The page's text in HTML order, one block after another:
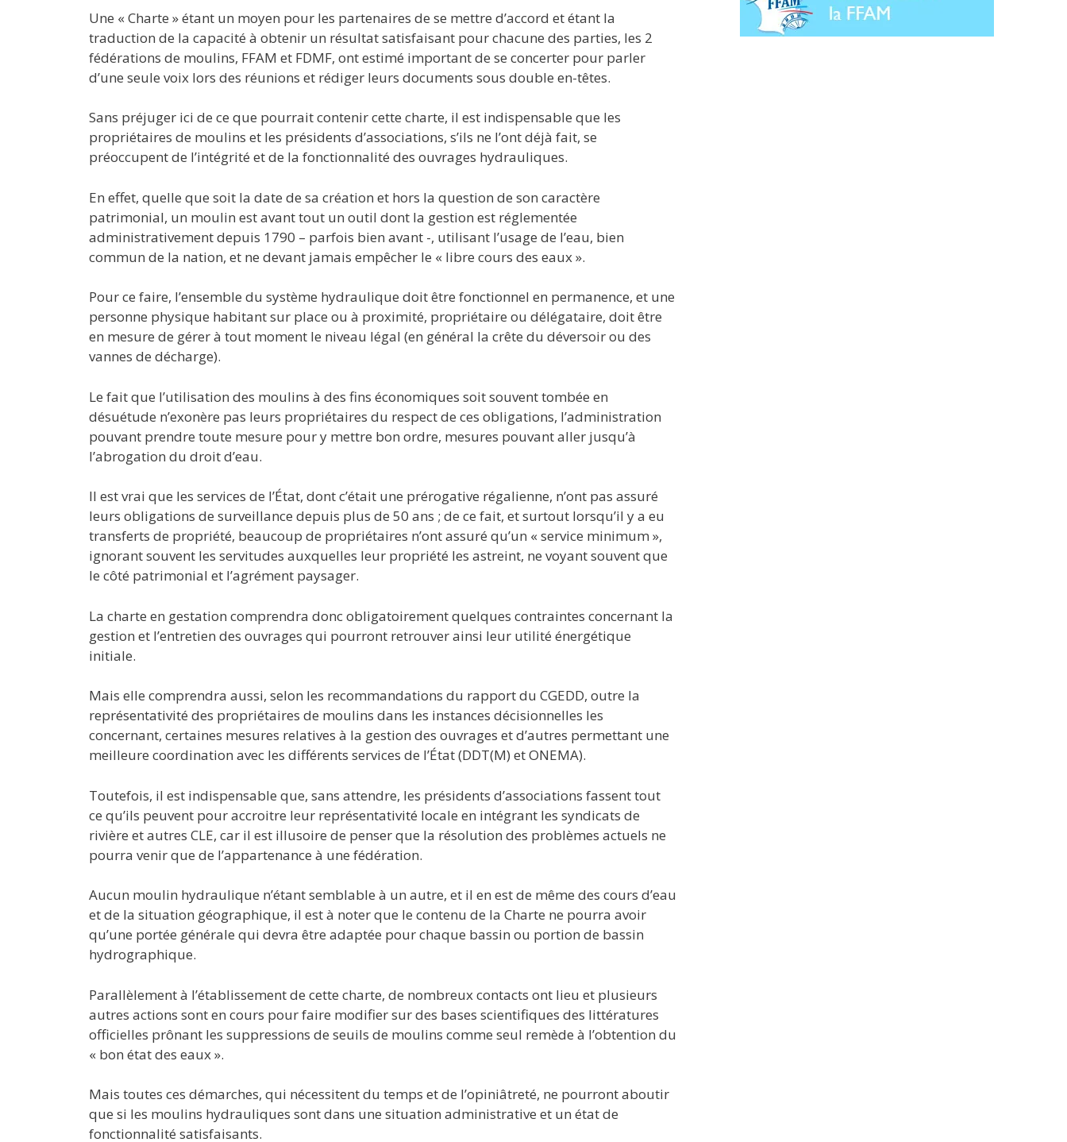
Une « Charte » étant un moyen pour les partenaires de se mettre d’accord et étant la
traduction de la capacité à obtenir un résultat satisfaisant pour chacune des parties, les 2
fédérations de moulins, FFAM et FDMF, ont estimé important de se concerter pour parler
d’une seule voix lors des réunions et rédiger leurs documents sous double en-têtes.
Sans préjuger ici de ce que pourrait contenir cette charte, il est indispensable que les
propriétaires de moulins et les présidents d’associations, s’ils ne l’ont déjà fait, se
préoccupent de l’intégrité et de la fonctionnalité des ouvrages hydrauliques.
En effet, quelle que soit la date de sa création et hors la question de son caractère
patrimonial, un moulin est avant tout un outil dont la gestion est réglementée
administrativement depuis 1790 – parfois bien avant -, utilisant l’usage de l’eau, bien
commun de la nation, et ne devant jamais empêcher le « libre cours des eaux ».
Pour ce faire, l’ensemble du système hydraulique doit être fonctionnel en permanence, et une
personne physique habitant sur place ou à proximité, propriétaire ou délégataire, doit être
en mesure de gérer à tout moment le niveau légal (en général la crête du déversoir ou des
vannes de décharge).
Le fait que l’utilisation des moulins à des fins économiques soit souvent tombée en
désuétude n’exonère pas leurs propriétaires du respect de ces obligations, l’administration
pouvant prendre toute mesure pour y mettre bon ordre, mesures pouvant aller jusqu’à
l’abrogation du droit d’eau.
Il est vrai que les services de l’État, dont c’était une prérogative régalienne, n’ont pas assuré
leurs obligations de surveillance depuis plus de 50 ans ; de ce fait, et surtout lorsqu’il y a eu
transferts de propriété, beaucoup de propriétaires n’ont assuré qu’un « service minimum »,
ignorant souvent les servitudes auxquelles leur propriété les astreint, ne voyant souvent que
le côté patrimonial et l’agrément paysager.
La charte en gestation comprendra donc obligatoirement quelques contraintes concernant la
gestion et l’entretien des ouvrages qui pourront retrouver ainsi leur utilité énergétique
initiale.
Mais elle comprendra aussi, selon les recommandations du rapport du CGEDD, outre la
représentativité des propriétaires de moulins dans les instances décisionnelles les
concernant, certaines mesures relatives à la gestion des ouvrages et d’autres permettant une
meilleure coordination avec les différents services de l’État (DDT(M) et ONEMA).
Toutefois, il est indispensable que, sans attendre, les présidents d’associations fassent tout
ce qu’ils peuvent pour accroitre leur représentativité locale en intégrant les syndicats de
rivière et autres CLE, car il est illusoire de penser que la résolution des problèmes actuels ne
pourra venir que de l’appartenance à une fédération.
Aucun moulin hydraulique n’étant semblable à un autre, et il en est de même des cours d’eau
et de la situation géographique, il est à noter que le contenu de la Charte ne pourra avoir
qu’une portée générale qui devra être adaptée pour chaque bassin ou portion de bassin
hydrographique.
Parallèlement à l’établissement de cette charte, de nombreux contacts ont lieu et plusieurs
autres actions sont en cours pour faire modifier sur des bases scientifiques des littératures
officielles prônant les suppressions de seuils de moulins comme seul remède à l’obtention du
« bon état des eaux ».
Mais toutes ces démarches, qui nécessitent du temps et de l’opiniâtreté, ne pourront aboutir
que si les moulins hydrauliques sont dans une situation administrative et un état de
fonctionnalité satisfaisants.